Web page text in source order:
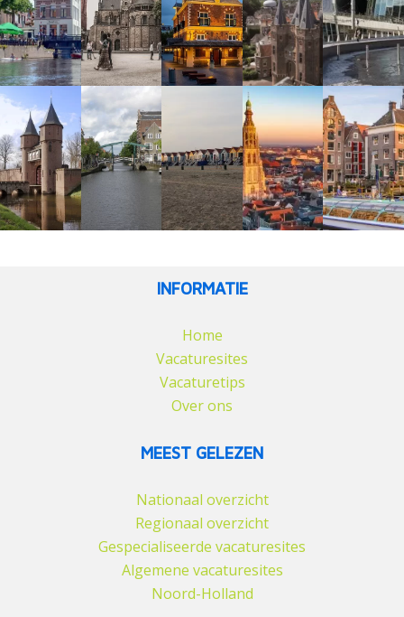
INFORMATIE
Home
Vacaturesites
Vacaturetips
Over ons
MEEST GELEZEN
Nationaal overzicht
Regionaal overzicht
Gespecialiseerde vacaturesites
Algemene vacaturesites
Noord-Holland